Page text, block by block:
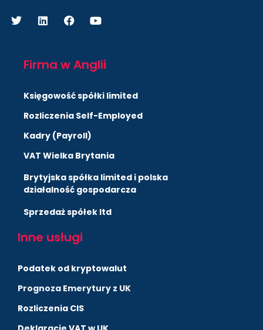
Firma w Anglii
Księgowość spółki limited
Rozliczenia Self-Employed
Kadry (Payroll)
VAT Wielka Brytania
Brytyjska spółka limited i polska
działalność gospodarcza
Sprzedaż spółek ltd
Inne usługi
Podatek od kryptowalut
Prognoza Emerytury z UK
Rozliczenia CIS